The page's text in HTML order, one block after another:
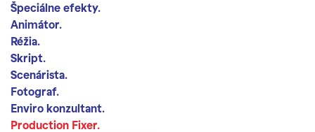
Špeciálne efekty.
Animátor.
Réžia.
Skript.
Scenárista.
Fotograf.
Enviro konzultant.
Production Fixer.